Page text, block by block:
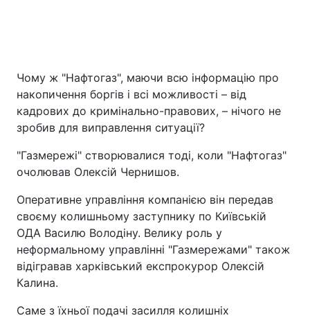
Чому ж "Нафтогаз", маючи всю інформацію про
накопичення боргів і всі можливості – від
кадрових до кримінально-правових, – нічого не
зробив для виправлення ситуації?
"Газмережі" створювалися тоді, коли "Нафтогаз"
очолював Олексій Чернишов.
Оперативне управління компанією він передав
своєму колишньому заступнику по Київській
ОДА Василю Володіну. Велику роль у
неформальному управлінні "Газмережами" також
відігравав харківський експрокурор Олексій
Калина.
Саме з їхньої подачі засилля колишніх